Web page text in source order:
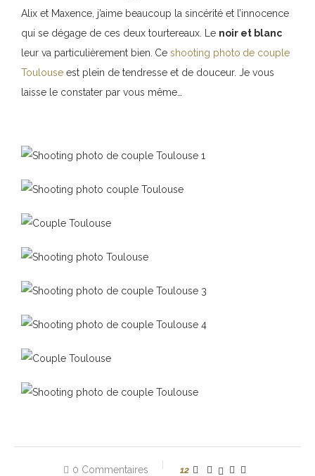
Alix et Maxence, j’aime beaucoup la sincérité et l’innocence
qui se dégage de ces deux tourtereaux. Le noir et blanc
leur va particulièrement bien. Ce shooting photo de couple
Toulouse est plein de tendresse et de douceur. Je vous
laisse le constater par vous même…
0 Commentaires 12